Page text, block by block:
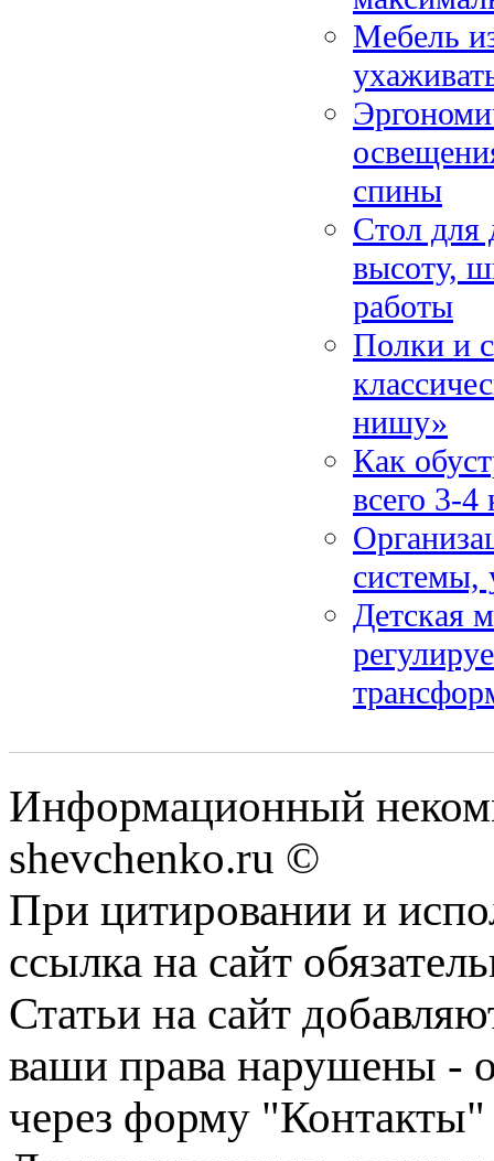
Мебель
спины
Стол для
высоту,
работы
Полки и
нишу»
Как
всего 3-4
системы,
Детская
Информационный
shevchenko.ru ©
При цитировании и
ссылка на сайт
Статьи на сайт
ваши права нарушены -
через форму "Контакты"